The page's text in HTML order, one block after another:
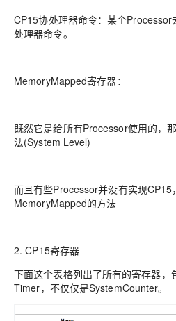
CP15协处理器命令：某个
处理器命令。
MemoryMapped寄存器：
既然它是给所有Processor使用的，
法(System Level)
而且有些Processor并没有实现CP15
MemoryMapped的方法
2. CP15寄存器
下面这个表格列出了所有的寄存器，
Timer，不仅仅是SystemCounter。